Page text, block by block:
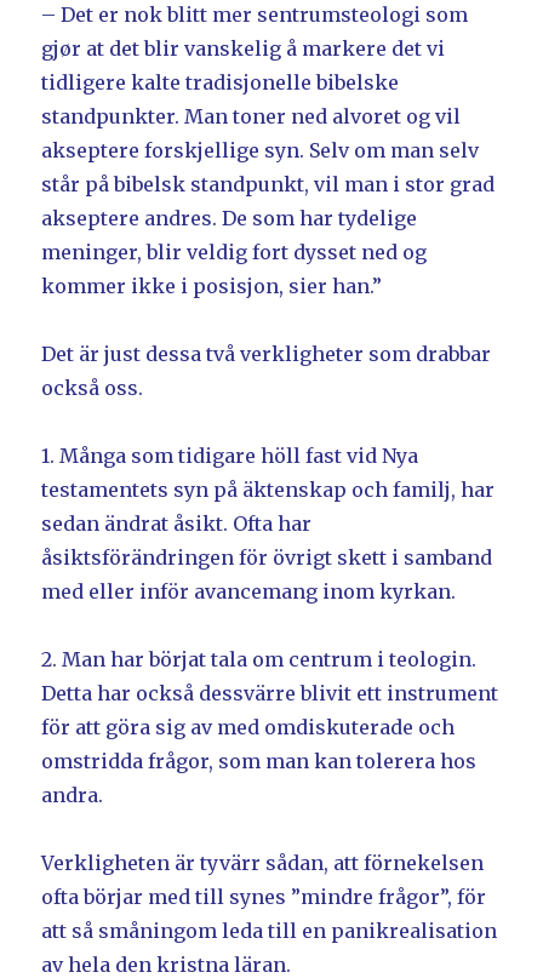
– Det er nok blitt mer sentrumsteologi som
gjør at det blir vanskelig å markere det vi
tidligere kalte tradisjonelle bibelske
standpunkter. Man toner ned alvoret og vil
akseptere forskjellige syn. Selv om man selv
står på bibelsk standpunkt, vil man i stor grad
akseptere andres. De som har tydelige
meninger, blir veldig fort dysset ned og
kommer ikke i posisjon, sier han.”
Det är just dessa två verkligheter som drabbar
också oss.
1. Många som tidigare höll fast vid Nya
testamentets syn på äktenskap och familj, har
sedan ändrat åsikt. Ofta har
åsiktsförändringen för övrigt skett i samband
med eller inför avancemang inom kyrkan.
2. Man har börjat tala om centrum i teologin.
Detta har också dessvärre blivit ett instrument
för att göra sig av med omdiskuterade och
omstridda frågor, som man kan tolerera hos
andra.
Verkligheten är tyvärr sådan, att förnekelsen
ofta börjar med till synes ”mindre frågor”, för
att så småningom leda till en panikrealisation
av hela den kristna läran.